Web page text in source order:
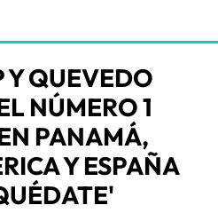
Y QUEVEDO
NÚMERO 1
PANAMÁ,
Y ESPAÑA